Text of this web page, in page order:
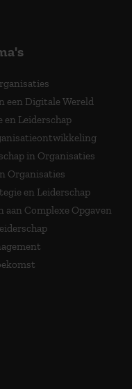
een Digitale Wereld
en Leiderschap
in Organisaties
Organisaties
en Leiderschap
aan Complexe Opgaven